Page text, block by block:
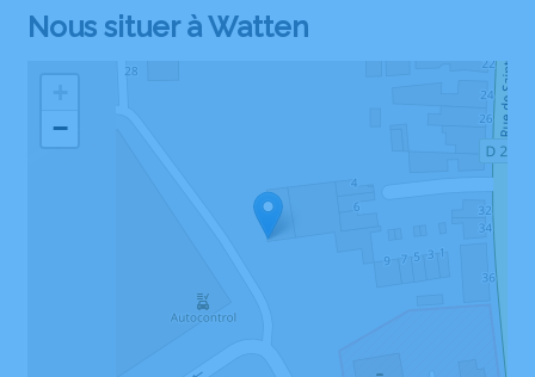
Nous situer à Watten
−